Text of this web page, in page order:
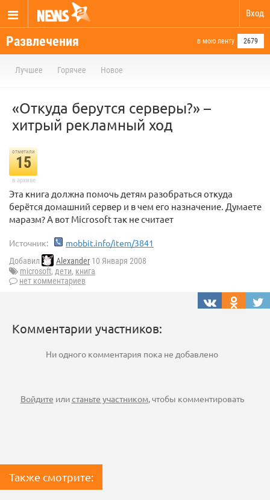
Вход
Развлечения в мою ленту 2679
Лучшее Горячее Новое
«Откуда берутся серверы?» –
хитрый рекламный ход
отметили
15
в архиве
Эта книга должна помочь детям разобраться откуда
берётся домашний сервер и в чем его назначение. Думаете
маразм? А вот Microsoft так не считает
Источник: mobbit.info/item/3841
Добавил Alexander 10 Января 2008
microsoft, дети, книга
нет комментариев
Комментарии участников:
Ни одного комментария пока не добавлено
Войдите илистаньте участником, чтобы комментировать
Также смотрите: